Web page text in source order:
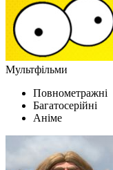
Мультфільми
Повнометражні
Багатосерійні
Аніме